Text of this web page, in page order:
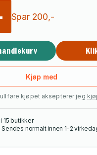
Spar 200,-
Kjøp med
kjøpet aksepterer jeg
15 butikker
Sendes normalt innen 1-2